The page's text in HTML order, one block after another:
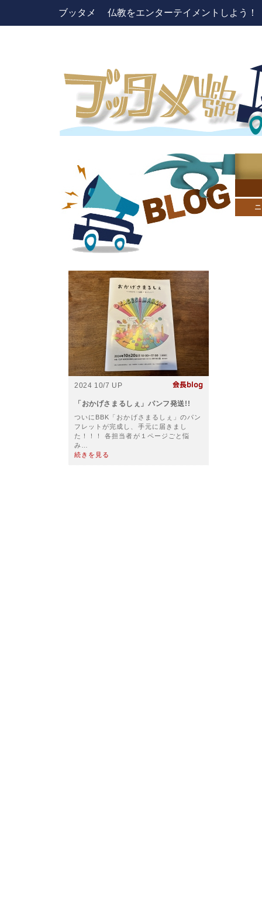
ブッタメ 仏教をエンターテイメントしよう
2024 10/7 UP
「おかげさまるしぇ」パンフ発送!!
ついにBBK「おかげさまるしぇ」のパン
フレットが完成し、手元に届きまし
た！！！ 各担当者が１ページごと悩
み…
続きを見る